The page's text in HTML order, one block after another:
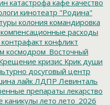
катастрофа кафе качество
кинотеатр "Родина"
колония командировка
компенсационные расходы
контрафакт конфликт
космодром_Восточный
кризис Крик души
досуговый центр
лайк ЛДПР Левинталь
препараты лекарство
каникулы лето лето_2026